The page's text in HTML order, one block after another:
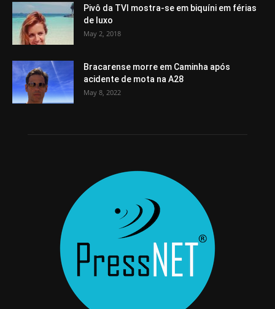
Pivô da TVI mostra-se em biquíni em férias
de luxo
May 2, 2018
Bracarense morre em Caminha após
acidente de mota na A28
May 8, 2022